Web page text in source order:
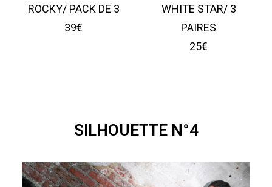
ROCKY/ PACK DE 3
39€
WHITE STAR/ 3
PAIRES
25€
SILHOUETTE N°4